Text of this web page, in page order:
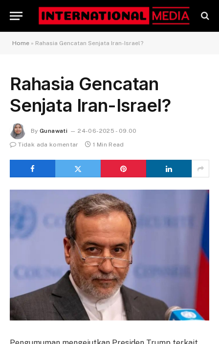
Home » Rahasia Gencatan Senjata Iran-Israel?
Rahasia Gencatan
Senjata Iran-Israel?
By Gunawati
24-06-2025 - 09.00
Tidak ada komentar
1 Min Read